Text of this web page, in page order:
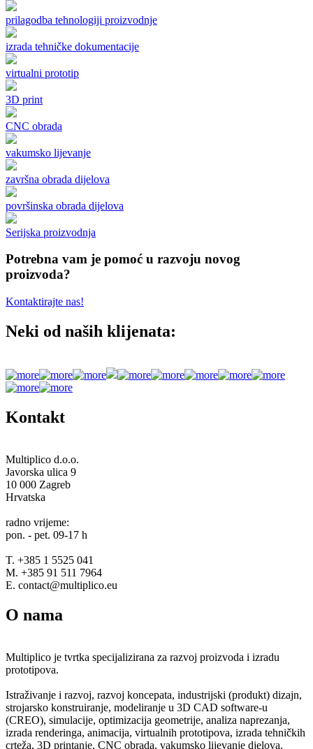
prilagodba tehnologiji proizvodnje
izrada tehničke dokumentacije
virtualni prototip
3D print
CNC obrada
vakumsko lijevanje
završna obrada dijelova
površinska obrada dijelova
Serijska proizvodnja
Potrebna vam je pomoć u razvoju novog
proizvoda?
Kontaktirajte nas!
Neki od naših klijenata:
Kontakt
Multiplico d.o.o.
Javorska ulica 9
10 000 Zagreb
Hrvatska
radno vrijeme:
pon. - pet. 09-17 h
T. +385 1 5525 041
M. +385 91 511 7964
E. contact@multiplico.eu
O nama
Multiplico je tvrtka specijalizirana za razvoj proizvoda i izradu
prototipova.
Istraživanje i razvoj, razvoj koncepata, industrijski (produkt) dizajn,
strojarsko konstruiranje, modeliranje u 3D CAD software-u
(CREO), simulacije, optimizacija geometrije, analiza naprezanja,
izrada renderinga, animacija, virtualnih prototipova, izrada tehničkih
crteža, 3D printanje, CNC obrada, vakumsko lijevanje djelova,